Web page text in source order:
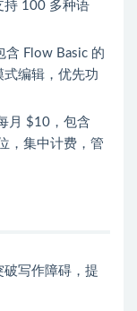
持 100 多种语
含 Flow Basic 的
编辑，优先功
月 $10，包含
，集中计费，管
破写作障碍，提